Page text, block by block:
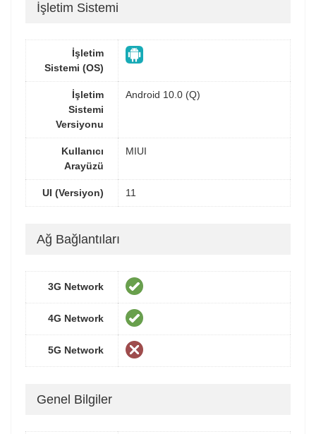
İşletim Sistemi
İşletim
Sistemi (OS)
İşletim
Sistemi
Versiyonu
Android 10.0 (Q)
Kullanıcı
Arayüzü
MIUI
UI (Versiyon) 11
Ağ Bağlantıları
3G Network
4G Network
5G Network
Genel Bilgiler